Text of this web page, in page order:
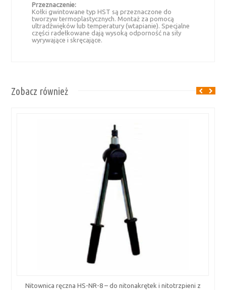
Przeznaczenie:
Kołki gwintowane typ HST są przeznaczone do
tworzyw termoplastycznych. Montaż za pomocą
ultradźwięków lub temperatury (wtapianie). Specjalne
części radełkowane dają wysoką odporność na siły
wyrywające i skręcające.
Zobacz również
Nitownica ręczna HS-NR-8 – do nitonakrętek i nitotrzpieni z